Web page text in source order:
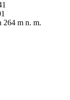
264 m n. m.